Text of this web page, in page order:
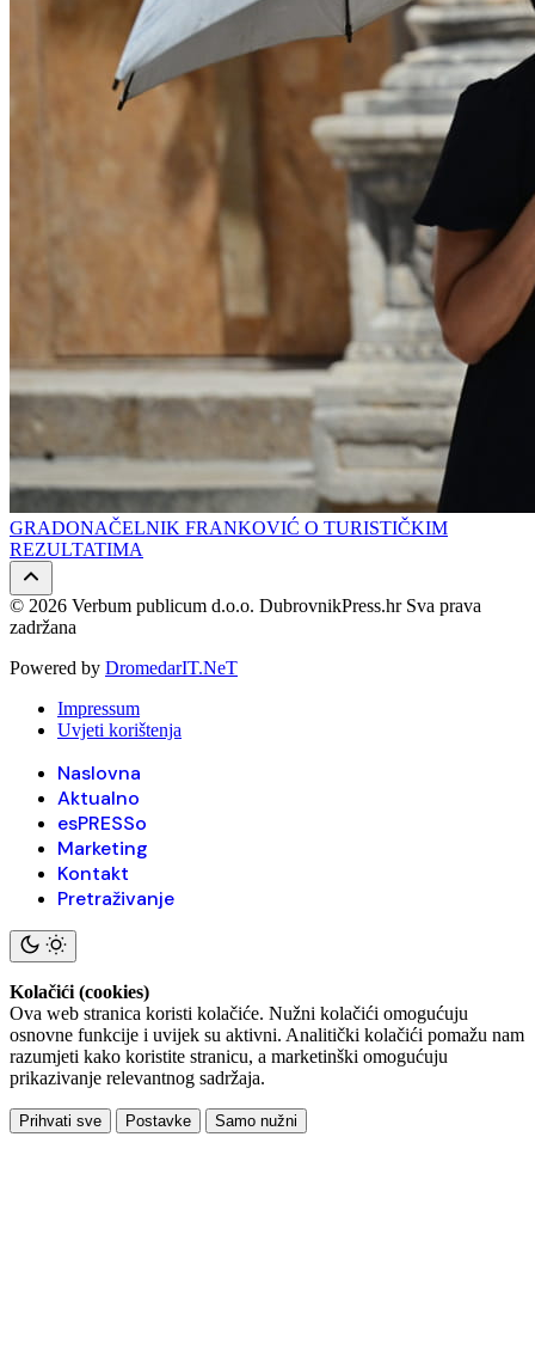
GRADONAČELNIK FRANKOVIĆ O TURISTIČKIM
REZULTATIMA
© 2026 Verbum publicum d.o.o. DubrovnikPress.hr Sva prava
zadržana
Powered by DromedarIT.NeT
Impressum
Uvjeti korištenja
Naslovna
Aktualno
esPRESSo
Marketing
Kontakt
Pretraživanje
Kolačići (cookies)
Ova web stranica koristi kolačiće. Nužni kolačići omogućuju
osnovne funkcije i uvijek su aktivni. Analitički kolačići pomažu nam
razumjeti kako koristite stranicu, a marketinški omogućuju
prikazivanje relevantnog sadržaja.
Prihvati sve Postavke Samo nužni